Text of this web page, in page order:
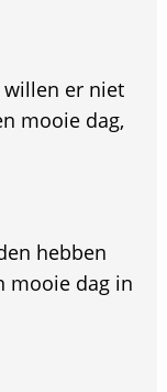
er niet
mooie dag,
hebben
mooie dag in